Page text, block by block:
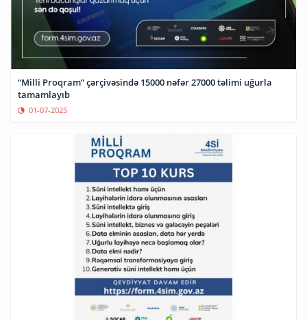
“Milli Proqram” çərçivəsində 15000 nəfər 27000 təlimi uğurla
tamamlayıb
01-07-2025